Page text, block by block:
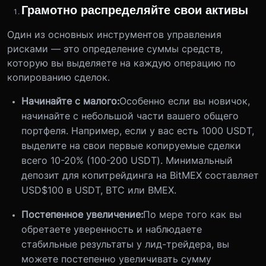
Грамотно распределяйте свои активы
Один из основных инструментов управления
рисками — это определение суммы средств,
которую вы выделяете на каждую операцию по
копированию сделок.
Начинайте с малого:Особенно если вы новичок,
начинайте с небольшой части вашего общего
портфеля. Например, если у вас есть 1000 USDT,
выделите на свои первые копируемые сделки
всего 10-20% (100-200 USDT). Минимальный
депозит для копитрейдинга на BitMEX составляет
USD$100 в USDT, BTC или BMEX.
Постепенное увеличение:По мере того как вы
обретаете уверенность и наблюдаете
стабильные результаты у лид-трейдера, вы
можете постепенно увеличивать сумму